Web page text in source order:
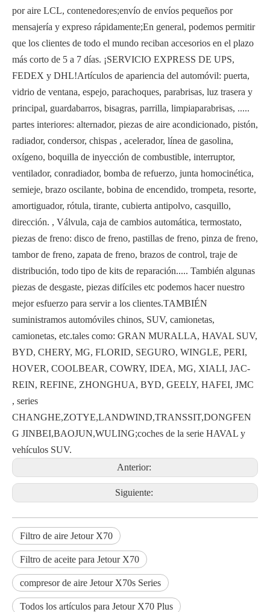
por aire LCL, contenedores;envío de envíos pequeños por
mensajería y expreso rápidamente;En general, podemos permitir
que los clientes de todo el mundo reciban accesorios en el plazo
más corto de 5 a 7 días. ¡SERVICIO EXPRESS DE UPS,
FEDEX y DHL!Artículos de apariencia del automóvil: puerta,
vidrio de ventana, espejo, parachoques, parabrisas, luz trasera y
principal, guardabarros, bisagras, parrilla, limpiaparabrisas, .....
partes interiores: alternador, piezas de aire acondicionado, pistón,
radiador, condersor, chispas , acelerador, línea de gasolina,
oxígeno, boquilla de inyección de combustible, interruptor,
ventilador, conradiador, bomba de refuerzo, junta homocinética,
semieje, brazo oscilante, bobina de encendido, trompeta, resorte,
amortiguador, rótula, tirante, cubierta antipolvo, casquillo,
dirección. , Válvula, caja de cambios automática, termostato,
piezas de freno: disco de freno, pastillas de freno, pinza de freno,
tambor de freno, zapata de freno, brazos de control, traje de
distribución, todo tipo de kits de reparación..... También algunas
piezas de desgaste, piezas difíciles etc podemos hacer nuestro
mejor esfuerzo para servir a los clientes.TAMBIÉN
suministramos automóviles chinos, SUV, camionetas,
camionetas, etc.tales como: GRAN MURALLA, HAVAL SUV,
BYD, CHERY, MG, FLORID, SEGURO, WINGLE, PERI,
HOVER, COOLBEAR, COWRY, IDEA, MG, XIALI, JAC-
REIN, REFINE, ZHONGHUA, BYD, GEELY, HAFEI, JMC
, series
CHANGHE,ZOTYE,LANDWIND,TRANSSIT,DONGFEN
G JINBEI,BAOJUN,WULING;coches de la serie HAVAL y
vehículos SUV.
Anterior:
Siguiente:
Filtro de aire Jetour X70
Filtro de aceite para Jetour X70
compresor de aire Jetour X70s Series
Todos los artículos para Jetour X70 Plus